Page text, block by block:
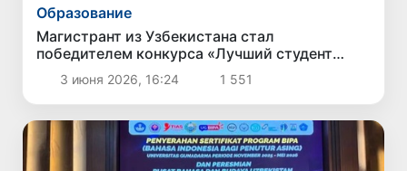
Образование
Магистрант из Узбекистана стал
победителем конкурса «Лучший студент
СНГ»3 июня 2026, 16:24 1 551